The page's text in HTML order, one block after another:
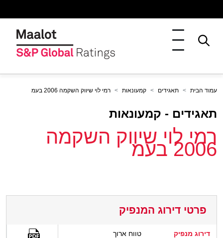
עמוד הבית תאגידים קמעונאות רמי לוי שיווק השקמה 2006 בעמ
תאגידים - קמעונאות
רמי לוי שיווק השקמה
2006 בעמ
פרטי דירוג המנפיק
דירוג מנפיק טווח ארוך